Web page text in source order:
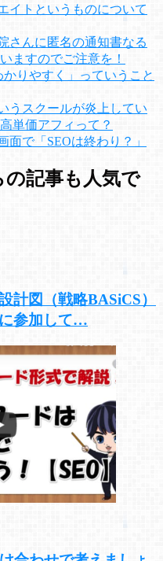
イトというものについて
さんに匿名の通知書なる
ますのでご注意を！
かりやすく」っていうこと
うスクールが炎上してい
単価アフィって？
面で「SEOは終わり？」
の記事も人気で
計図（戦略BASiCS）
参加して…